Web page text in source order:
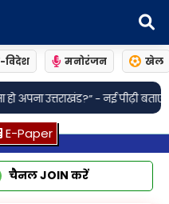
विदेश मनोरंजन खेल
अगले पांच वर्षों का विजन• लखनऊ:
E-Paper
चैनलJOIN करें